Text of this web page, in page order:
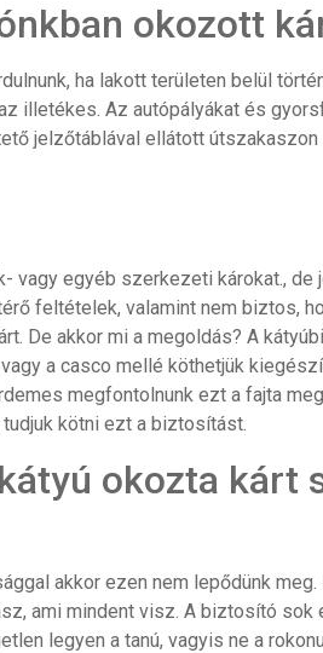
okozott
ha lakott területen belül
illetékes. Az autópályákat és
jelzőtáblával ellátott
egyéb szerkezeti károkat., de
feltételek, valamint nem biztos,
De akkor mi a megoldás? A
a casco mellé köthetjük
megfontolnunk ezt a fajta
tudjuk kötni ezt a biztosítást.
okozta kárt
akkor ezen nem lepődünk meg.
ami mindent visz. A biztosító sok
legyen a tanú, vagyis ne a